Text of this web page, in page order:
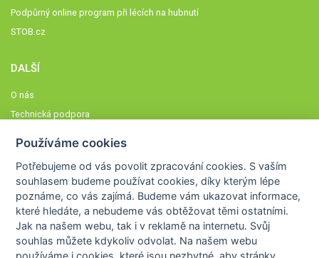
Podpůrný online program při lécích na hubnutí
STOB.cz
DALŠÍ
O nás
Technická podpora
Členové STOBklubu
Zásady nakládání s osobními údaji
Otestujte se
Spočítejte si
Výzva 52
Používáme cookies
Potřebujeme od vás povolit zpracování cookies. S vaším
souhlasem budeme používat cookies, díky kterým lépe
poznáme,co vás zajímá. Budeme vám ukazovat informace,
které hledáte, a nebudeme vás obtěžovat těmi ostatními.
Jak na našem webu, tak i v reklamě na internetu. Svůj
souhlas můžete kdykoliv odvolat. Na našem webu
používáme i cookies, které jsou nezbytné , aby stránky